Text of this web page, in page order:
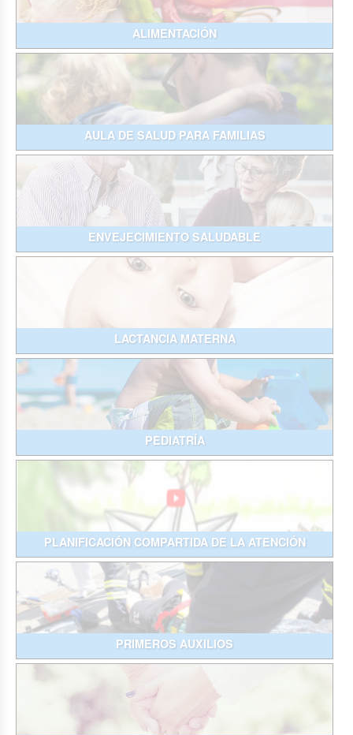
ALIMENTACIÓN
AULA DE SALUD PARA FAMILIAS
ENVEJECIMIENTO SALUDABLE
LACTANCIA MATERNA
PEDIATRÍA
PLANIFICACIÓN COMPARTIDA DE LA ATENCIÓN
PRIMEROS AUXILIOS